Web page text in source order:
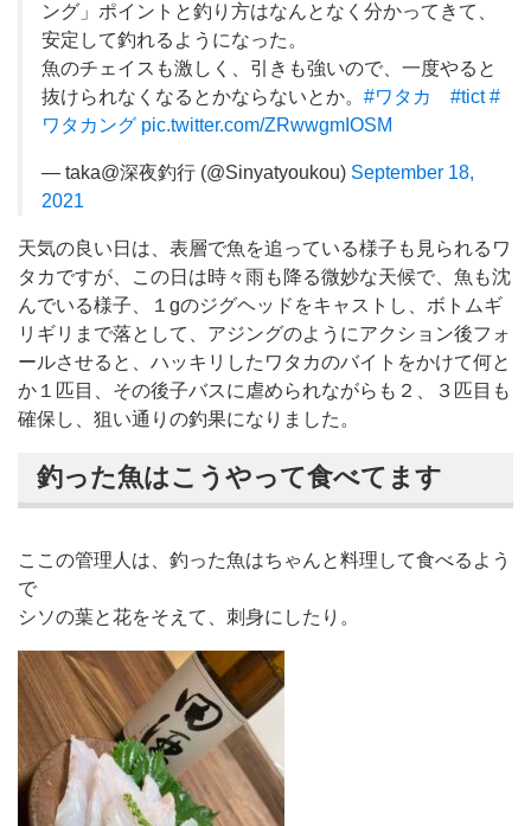
ング」ポイントと釣り方はなんとなく分かってきて、
安定して釣れるようになった。
魚のチェイスも激しく、引きも強いので、一度やると
抜けられなくなるとかならないとか。 #ワタカ #tict #
ワタカング pic.twitter.com/ZRwwgmIOSM
— taka@深夜釣行 (@Sinyatyoukou) September 18,
2021
天気の良い日は、表層で魚を追っている様子も見られるワ
タカですが、この日は時々雨も降る微妙な天候で、魚も沈
んでいる様子、１gのジグヘッドをキャストし、ボトムギ
リギリまで落として、アジングのようにアクション後フォ
ールさせると、ハッキリしたワタカのバイトをかけて何と
か１匹目、その後子バスに虐められながらも２、３匹目も
確保し、狙い通りの釣果になりました。
釣った魚はこうやって食べてます
ここの管理人は、釣った魚はちゃんと料理して食べるよう
で
シソの葉と花をそえて、刺身にしたり。